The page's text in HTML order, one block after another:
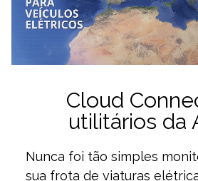
Cloud
utilitários da
Nunca foi tão simples
sua frota de viaturas